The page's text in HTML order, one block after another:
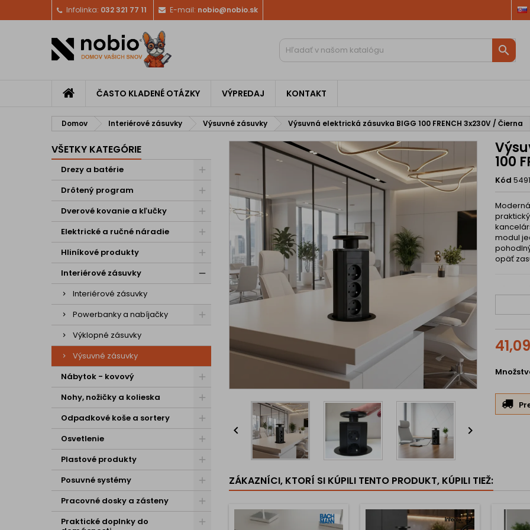
Infolinka: 032 321 77 11 E-mail: nobio@nobio.sk

ČASTO KLADENÉ OTÁZKY VÝPREDAJ KONTAKT
Domov Interiérové zásuvky Výsuvné zásuvky Výsuvná elektrická zásuvka BIGG 100 FRENCH 3x230V / Čierna
VŠETKY KATEGÓRIE
Drezy a batérie
Drôtený program
Dverové kovanie a kľučky
Elektrické a ručné náradie
Hliníkové produkty
Interiérové zásuvky
Interiérové zásuvky
Powerbanky a nabíjačky
Výklopné zásuvky
Výsuvné zásuvky
Nábytok - kovový
Nohy, nožičky a kolieska
Odpadkové koše a sortery
Osvetlenie
Plastové produkty
Posuvné systémy
Pracovné dosky a zásteny
Praktické doplnky do
 
100
Kód 5491
modul
opäť
✨
🔌 3×
zariadení
⬆️
🛡
🏠
doske
ZÁKAZNÍCI, KTORÍ SI KÚPILI TENTO PRODUKT, KÚPILI TIEŽ: